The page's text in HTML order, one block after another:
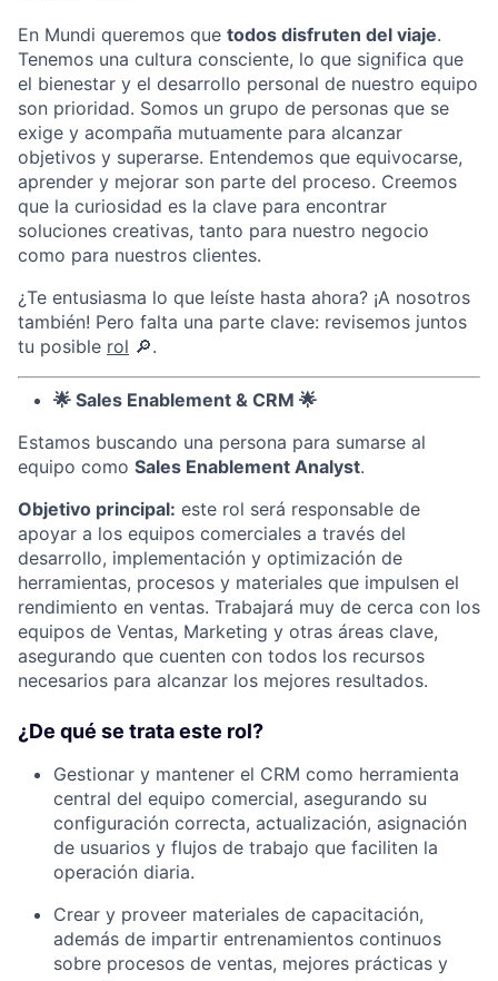
En Mundi queremos que todos disfruten del viaje.
Tenemos una cultura consciente, lo que significa que
el bienestar y el desarrollo personal de nuestro equipo
son prioridad. Somos un grupo de personas que se
exige y acompaña mutuamente para alcanzar
objetivos y superarse. Entendemos que equivocarse,
aprender y mejorar son parte del proceso. Creemos
que la curiosidad es la clave para encontrar
soluciones creativas, tanto para nuestro negocio
como para nuestros clientes.
¿Te entusiasma lo que leíste hasta ahora? ¡A nosotros
también! Pero falta una parte clave: revisemos juntos
tu posible rol 🔎.
🌟 Sales Enablement & CRM 🌟
Estamos buscando una persona para sumarse al
equipo como Sales Enablement Analyst.
Objetivo principal: este rol será responsable de
apoyar a los equipos comerciales a través del
desarrollo, implementación y optimización de
herramientas, procesos y materiales que impulsen el
rendimiento en ventas. Trabajará muy de cerca con los
equipos de Ventas, Marketing y otras áreas clave,
asegurando que cuenten con todos los recursos
necesarios para alcanzar los mejores resultados.
¿De qué se trata este rol?
Gestionar y mantener el CRM como herramienta
central del equipo comercial, asegurando su
configuración correcta, actualización, asignación
de usuarios y flujos de trabajo que faciliten la
operación diaria.
Crear y proveer materiales de capacitación,
además de impartir entrenamientos continuos
sobre procesos de ventas, mejores prácticas y